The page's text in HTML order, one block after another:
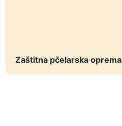
Zaštitna pčelarska oprema